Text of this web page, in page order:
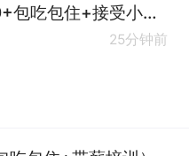
K歌沐足技师（保底8000+包吃包住+接受小白）
25分钟前